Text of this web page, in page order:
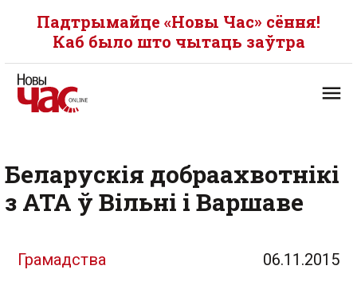
Падтрымайце «Новы Час» сёння!
Каб было што чытаць заўтра
Беларускія добраахвотнікі
з АТА ў Вільні і Варшаве
Грамадства 06.11.2015